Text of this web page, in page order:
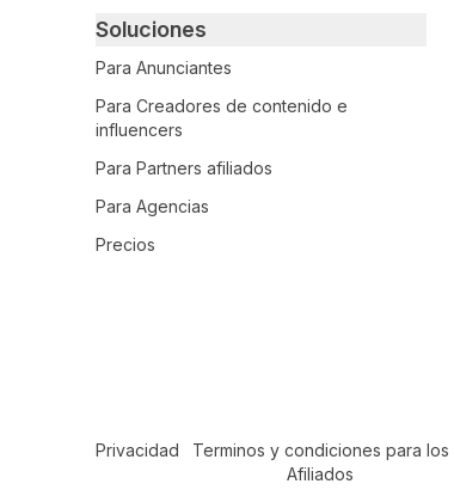
Primary footer navigation
Soluciones
Para Anunciantes
Para Creadores de contenido e
influencers
Para Partners afiliados
Para Agencias
Precios
Secondary Footer Navigation
Privacidad
Terminos y condiciones para los
Afiliados